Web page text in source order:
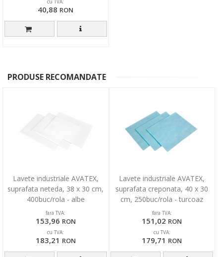
cu TVA:
40,88 RON
PRODUSE RECOMANDATE
Lavete industriale AVATEX,
suprafata neteda, 38 x 30 cm,
400buc/rola - albe
fara TVA:
153,96 RON
cu TVA:
183,21 RON
Lavete industriale AVATEX,
suprafata creponata, 40 x 30
cm, 250buc/rola - turcoaz
fara TVA:
151,02 RON
cu TVA:
179,71 RON